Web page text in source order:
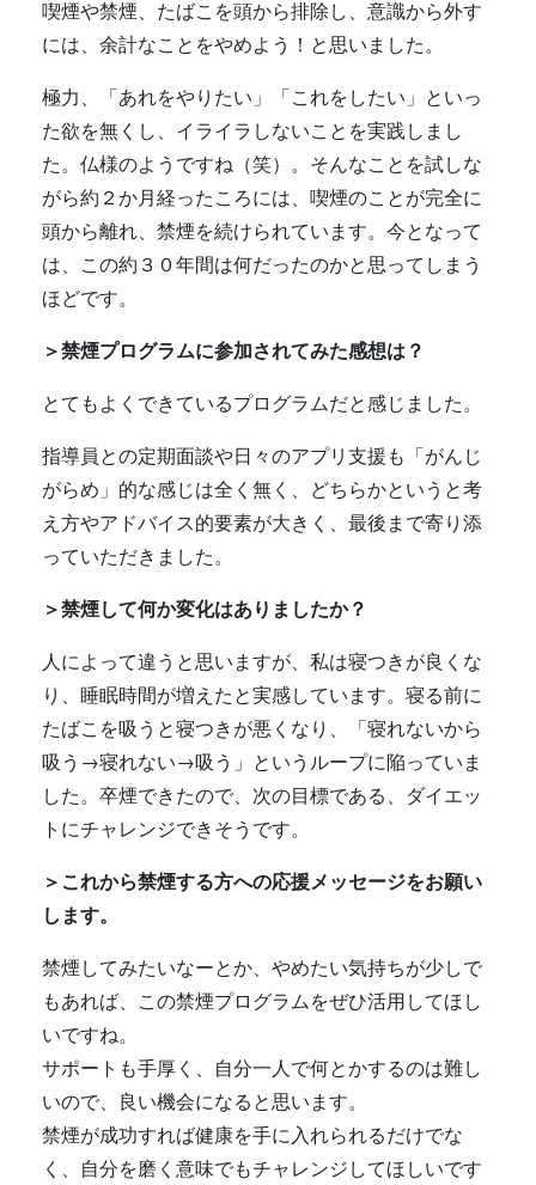
喫煙や禁煙、たばこを頭から排除し、意識から外す
には、余計なことをやめよう！と思いました。
極力、「あれをやりたい」「これをしたい」といっ
た欲を無くし、イライラしないことを実践しまし
た。仏様のようですね（笑）。そんなことを試しな
がら約２か月経ったころには、喫煙のことが完全に
頭から離れ、禁煙を続けられています。今となって
は、この約３０年間は何だったのかと思ってしまう
ほどです。
＞禁煙プログラムに参加されてみた感想は？
とてもよくできているプログラムだと感じました。
指導員との定期面談や日々のアプリ支援も「がんじ
がらめ」的な感じは全く無く、どちらかというと考
え方やアドバイス的要素が大きく、最後まで寄り添
っていただきました。
＞禁煙して何か変化はありましたか？
人によって違うと思いますが、私は寝つきが良くな
り、睡眠時間が増えたと実感しています。寝る前に
たばこを吸うと寝つきが悪くなり、「寝れないから
吸う→寝れない→吸う」というループに陥っていま
した。卒煙できたので、次の目標である、ダイエッ
トにチャレンジできそうです。
＞これから禁煙する方への応援メッセージをお願い
します。
禁煙してみたいなーとか、やめたい気持ちが少しで
もあれば、この禁煙プログラムをぜひ活用してほし
いですね。
サポートも手厚く、自分一人で何とかするのは難し
いので、良い機会になると思います。
禁煙が成功すれば健康を手に入れられるだけでな
く、自分を磨く意味でもチャレンジしてほしいです